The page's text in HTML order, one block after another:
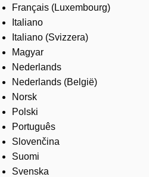
Français (Luxembourg)
Italiano
Italiano (Svizzera)
Magyar
Nederlands
Nederlands (België)
Norsk
Polski
Português
Slovenčina
Suomi
Svenska